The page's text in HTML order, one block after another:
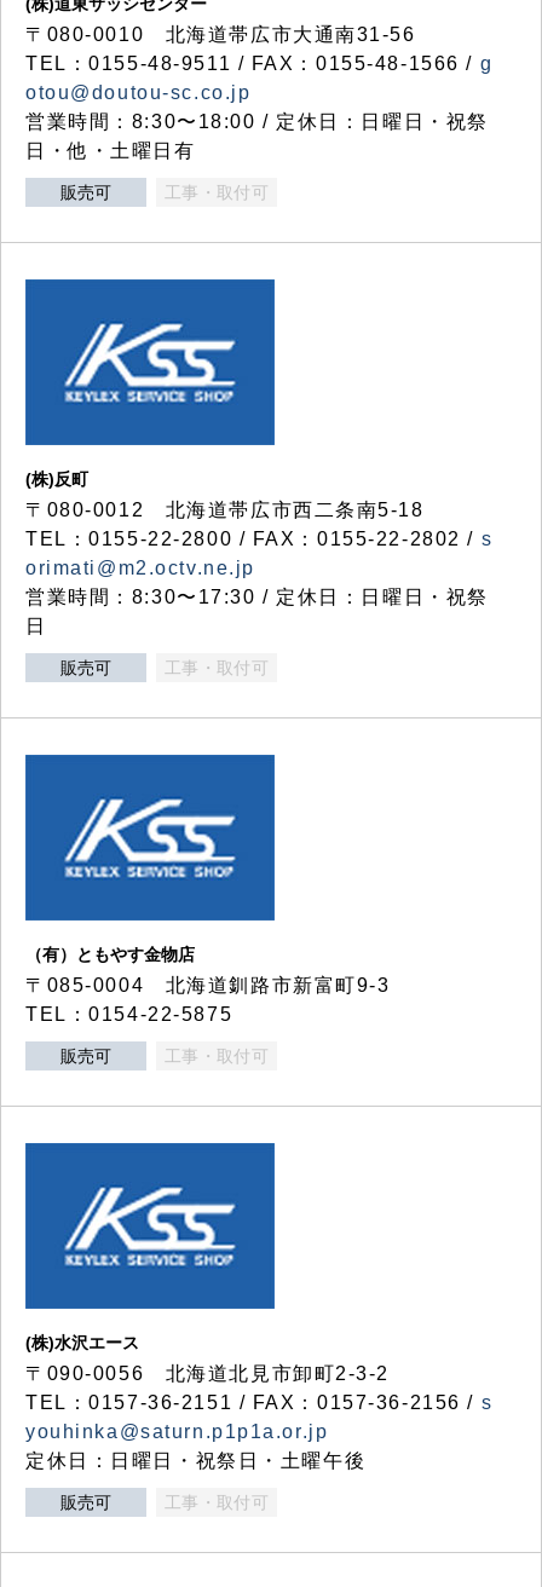
〒080-0010 北海道帯広市大通南31-56
TEL：0155-48-9511 / FAX：0155-48-1566 / g
otou@doutou-sc.co.jp
営業時間：8:30〜18:00 / 定休日：日曜日・祝祭
日・他・土曜日有
販売可 工事・取付可
(株)反町
〒080-0012 北海道帯広市西二条南5-18
TEL：0155-22-2800 / FAX：0155-22-2802 / s
orimati@m2.octv.ne.jp
営業時間：8:30〜17:30 / 定休日：日曜日・祝祭
日
販売可 工事・取付可
（有）ともやす金物店
〒085-0004 北海道釧路市新富町9-3
TEL：0154-22-5875
販売可 工事・取付可
(株)水沢エース
〒090-0056 北海道北見市卸町2-3-2
TEL：0157-36-2151 / FAX：0157-36-2156 / s
youhinka@saturn.p1p1a.or.jp
定休日：日曜日・祝祭日・土曜午後
販売可 工事・取付可